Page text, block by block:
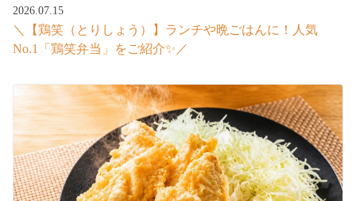
2026.07.15
＼【鶏笑（とりしょう）】ランチや晩ごはんに！人気
No.1「鶏笑弁当」をご紹介✨／